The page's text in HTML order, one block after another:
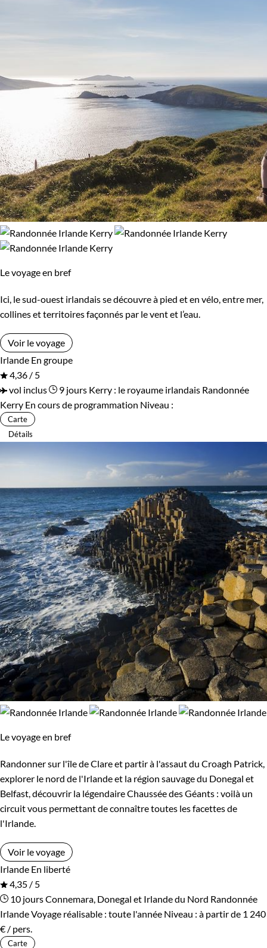
Le voyage en bref
Ici, le sud-ouest irlandais se découvre à pied et en vélo, entre mer,
collines et territoires façonnés par le vent et l’eau.
Voir le voyage
Irlande En groupe
4,36 / 5
vol inclus
9 jours Kerry : le royaume irlandais Randonnée
Kerry En cours de programmation Niveau :
Carte
Détails
Le voyage en bref
Randonner sur l'île de Clare et partir à l'assaut du Croagh Patrick,
explorer le nord de l'Irlande et la région sauvage du Donegal et
Belfast, découvrir la légendaire Chaussée des Géants : voilà un
circuit vous permettant de connaître toutes les facettes de
l'Irlande.
Voir le voyage
Irlande En liberté
4,35 / 5
10 joursConnemara, Donegal et Irlande du Nord Randonnée
IrlandeVoyage réalisable : toute l'année Niveau : à partir de 1 240
€ / pers.
Carte